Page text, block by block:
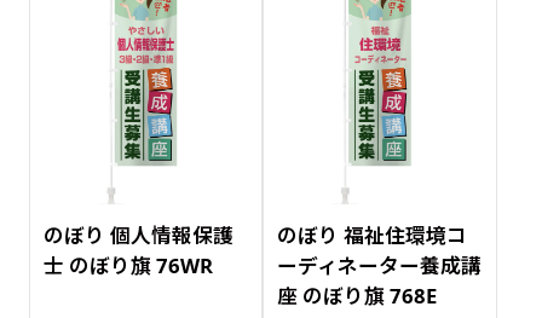
のぼり 個人情報保護
士 のぼり旗 76WR
のぼり 福祉住環境コ
ーディネーター養成講
座 のぼり旗 768E